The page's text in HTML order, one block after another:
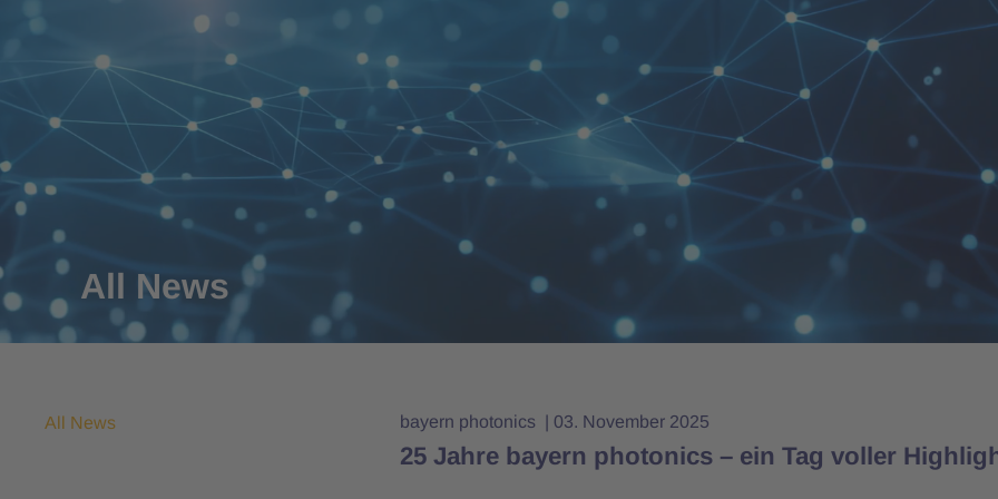
All News
All News bayern photonics 03. November 2025
25 Jahre bayern photonics – ein Tag voller